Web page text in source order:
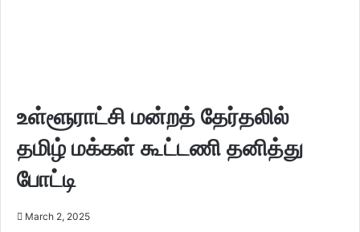
உள்ளூராட்சி மன்றத் தேர்தலில்
தமிழ் மக்கள் கூட்டணி தனித்து
போட்டி
March 2, 2025